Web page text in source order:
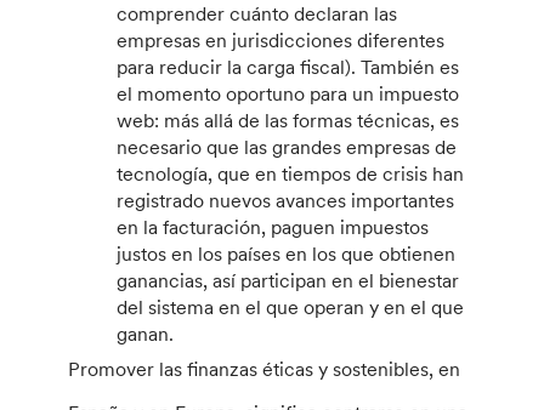
comprender cuánto declaran las
empresas en jurisdicciones diferentes
para reducir la carga fiscal). También es
el momento oportuno para un impuesto
web: más allá de las formas técnicas, es
necesario que las grandes empresas de
tecnología, que en tiempos de crisis han
registrado nuevos avances importantes
en la facturación, paguen impuestos
justos en los países en los que obtienen
ganancias, así participan en el bienestar
del sistema en el que operan y en el que
ganan.
Promover las finanzas éticas y sostenibles, en